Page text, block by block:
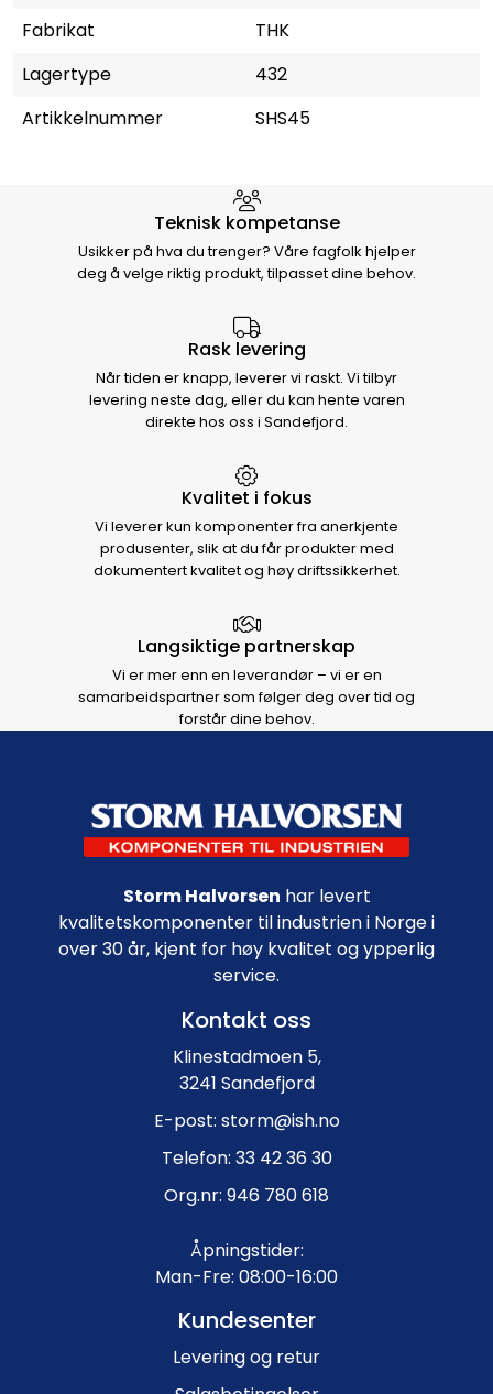
Fabrikat
THK
Lagertype
432
Artikkelnummer
SHS45
Hvorfor velge Storm Halvorsen
Teknisk kompetanse
Usikker på hva du trenger? Våre fagfolk hjelper
deg å velge riktig produkt, tilpasset dine behov.
Rask levering
Når tiden er knapp, leverer vi raskt. Vi tilbyr
levering neste dag, eller du kan hente varen
direkte hos oss i Sandefjord.
Kvalitet i fokus
Vi leverer kun komponenter fra anerkjente
produsenter, slik at du får produkter med
dokumentert kvalitet og høy driftssikkerhet.
Langsiktige partnerskap
Vi er mer enn en leverandør – vi er en
samarbeidspartner som følger deg over tid og
forstår dine behov.
Footer navigation
Storm Halvorsen har levert
kvalitetskomponenter til industrien i Norge i
over 30 år, kjent for høy kvalitet og ypperlig
service.
Kontakt oss
Klinestadmoen 5,
3241 Sandefjord
E-post: storm@ish.no
Telefon: 33 42 36 30
Org.nr: 946 780 618
Åpningstider:
Man-Fre: 08:00-16:00
Kundesenter
Levering og retur